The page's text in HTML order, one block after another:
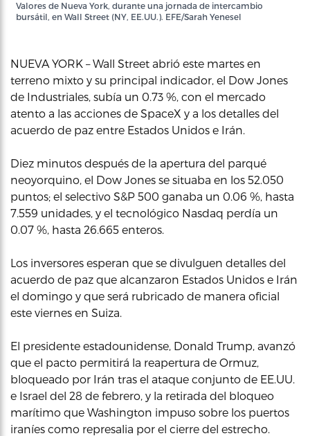
Valores de Nueva York, durante una jornada de intercambio
bursátil, en Wall Street (NY, EE.UU.). EFE/Sarah Yenesel
NUEVA YORK – Wall Street abrió este martes en
terreno mixto y su principal indicador, el Dow Jones
de Industriales, subía un 0.73 %, con el mercado
atento a las acciones de SpaceX y a los detalles del
acuerdo de paz entre Estados Unidos e Irán.
Diez minutos después de la apertura del parqué
neoyorquino, el Dow Jones se situaba en los 52.050
puntos; el selectivo S&P 500 ganaba un 0.06 %, hasta
7.559 unidades, y el tecnológico Nasdaq perdía un
0.07 %, hasta 26.665 enteros.
Los inversores esperan que se divulguen detalles del
acuerdo de paz que alcanzaron Estados Unidos e Irán
el domingo y que será rubricado de manera oficial
este viernes en Suiza.
El presidente estadounidense, Donald Trump, avanzó
que el pacto permitirá la reapertura de Ormuz,
bloqueado por Irán tras el ataque conjunto de EE.UU.
e Israel del 28 de febrero, y la retirada del bloqueo
marítimo que Washington impuso sobre los puertos
iraníes como represalia por el cierre del estrecho.